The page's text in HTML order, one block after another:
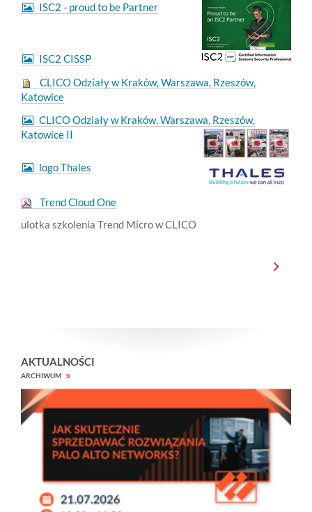
ISC2 - proud to be Partner
ISC2 CISSP
CLICO Odziały w Kraków, Warszawa, Rzeszów,
Katowice
CLICO Odziały w Kraków, Warszawa, Rzeszów,
Katowice II
logo Thales
Trend Cloud One
ulotka szkolenia Trend Micro w CLICO
AKTUALNOŚCI
ARCHIWUM